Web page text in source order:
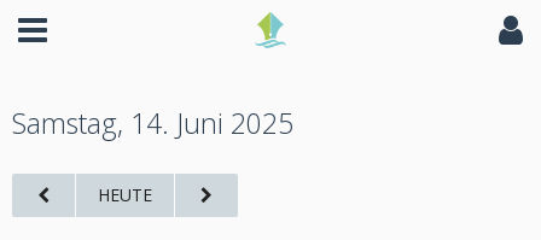
Samstag, 14. Juni 2025
HEUTE